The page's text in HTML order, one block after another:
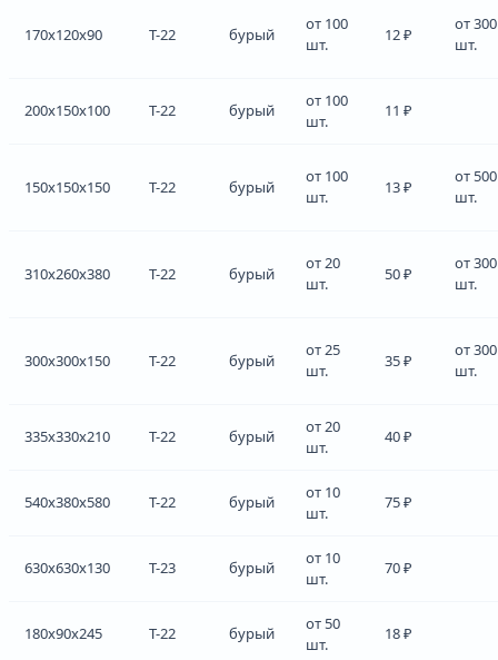
170x120x90 Т-22 бурый
от 100
шт.
12 ₽
от 300
шт.
200x150x100 Т-22 бурый
от 100
шт.
11 ₽
150x150x150 Т-22 бурый
от 100
шт.
13 ₽
от 500
шт.
310x260x380 Т-22 бурый
от 20
шт.
50 ₽
от 300
шт.
300x300x150 Т-22 бурый
от 25
шт.
35 ₽
от 300
шт.
335x330x210 Т-22 бурый
от 20
шт.
40 ₽
540x380x580 Т-22 бурый
от 10
шт.
75 ₽
630x630x130 Т-23 бурый
от 10
шт.
70 ₽
180x90x245 Т-22 бурый
от 50
шт.
18 ₽